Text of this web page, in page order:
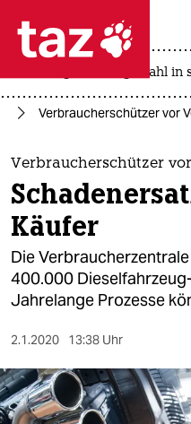
 taz
taz zahl
themen
politik
öko
gesellschaft
sport
berlin
landtagswahl in
Verbraucherschützer vor
Verbraucherschützer
Käufer
Die
400.000
Jahrelange Prozesse
2.1.2020 13:38 Uhr